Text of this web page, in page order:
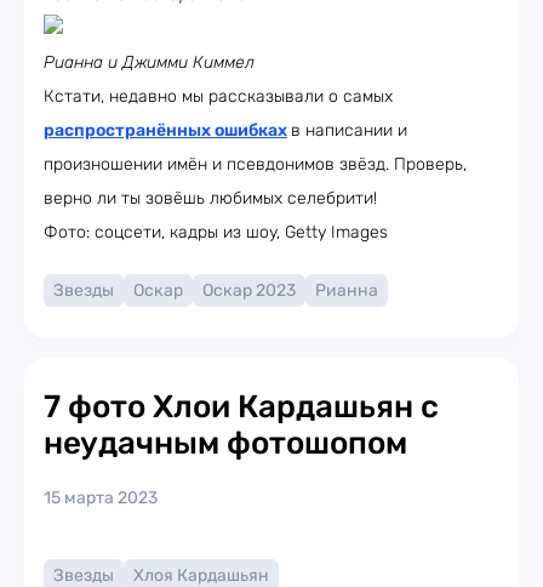
Рианна и Джимми Киммел
Кстати, недавно мы рассказывали о самых
распространённых ошибках в написании и
произношении имён и псевдонимов звёзд. Проверь,
верно ли ты зовёшь любимых селебрити!
Фото: соцсети, кадры из шоу, Getty Images
Звезды Оскар Оскар 2023 Рианна
7 фото Хлои Кардашьян с
неудачным фотошопом
15 марта 2023
Звезды
Хлоя Кардашьян